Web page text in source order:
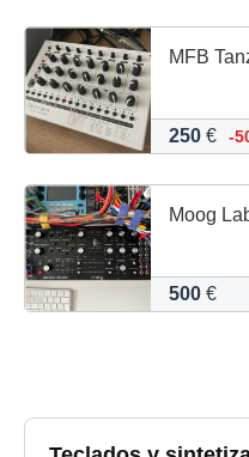
MFB
250 € -
Moog
500 €